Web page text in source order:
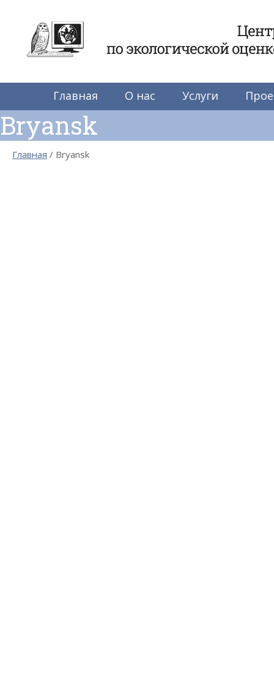
Центр по
Главная О нас Услуги
Bryansk
Главная Bryansk